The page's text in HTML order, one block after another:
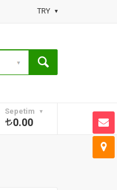
TRY
Sepetim
0.00